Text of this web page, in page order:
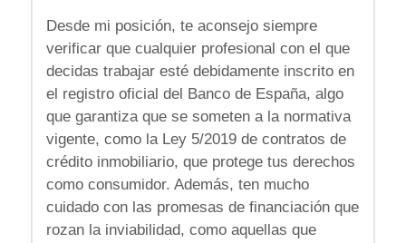
Desde mi posición, te aconsejo siempre
verificar que cualquier profesional con el que
decidas trabajar esté debidamente inscrito en
el registro oficial del Banco de España, algo
que garantiza que se someten a la normativa
vigente, como la Ley 5/2019 de contratos de
crédito inmobiliario, que protege tus derechos
como consumidor. Además, ten mucho
cuidado con las promesas de financiación que
rozan la inviabilidad, como aquellas que